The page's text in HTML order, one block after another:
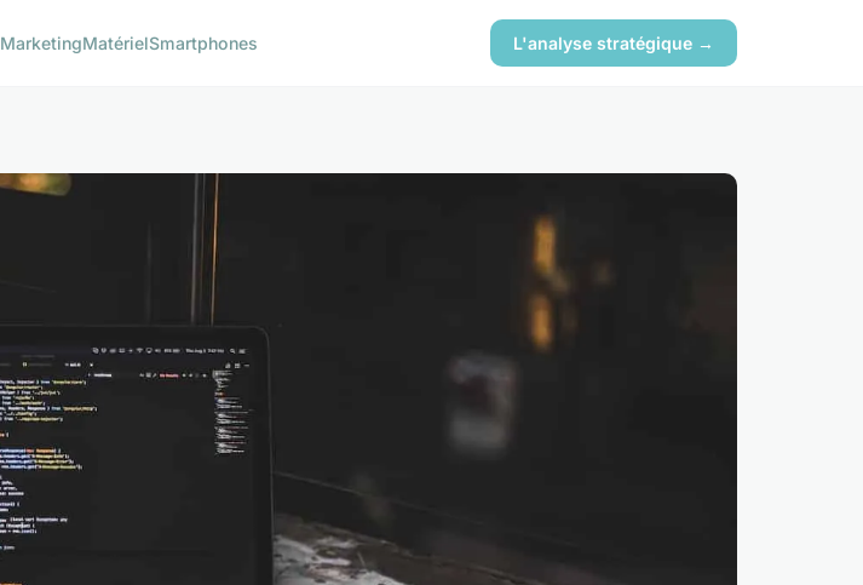
MarketingMatérielSmartphones L'analyse stratégique →